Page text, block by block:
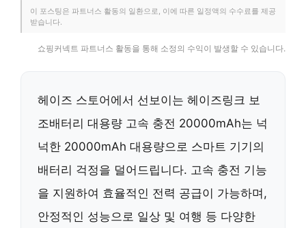
이 포스팅은 파트너스 활동의 일환으로, 이에 따른 일정액의 수수료를 제공
받습니다.
쇼핑커넥트 파트너스 활동을 통해 소정의 수익이 발생할 수 있습니다.
헤이즈 스토어에서 선보이는 헤이즈링크 보
조배터리 대용량 고속 충전 20000mAh는 넉
넉한 20000mAh 대용량으로 스마트 기기의
배터리 걱정을 덜어드립니다. 고속 충전 기능
을 지원하여 효율적인 전력 공급이 가능하며,
안정적인 성능으로 일상 및 여행 등 다양한